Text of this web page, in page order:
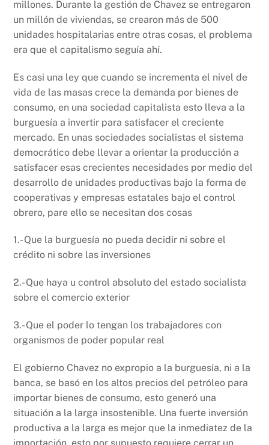
millones. Durante la gestión de Chavez se entregaron
un millón de viviendas, se crearon más de 500
unidades hospitalarias entre otras cosas, el problema
era que el capitalismo seguía ahí.
Es casi una ley que cuando se incrementa el nivel de
vida de las masas crece la demanda por bienes de
consumo, en una sociedad capitalista esto lleva a la
burguesía a invertir para satisfacer el creciente
mercado. En unas sociedades socialistas el sistema
democrático debe llevar a orientar la producción a
satisfacer esas crecientes necesidades por medio del
desarrollo de unidades productivas bajo la forma de
cooperativas y empresas estatales bajo el control
obrero, pare ello se necesitan dos cosas
1.- Que la burguesía no pueda decidir ni sobre el
crédito ni sobre las inversiones
2.- Que haya u control absoluto del estado socialista
sobre el comercio exterior
3.- Que el poder lo tengan los trabajadores con
organismos de poder popular real
El gobierno Chavez no expropio a la burguesía, ni a la
banca, se basó en los altos precios del petróleo para
importar bienes de consumo, esto generó una
situación a la larga insostenible. Una fuerte inversión
productiva a la larga es mejor que la inmediatez de la
importación, esto por supuesto requiere cerrar un